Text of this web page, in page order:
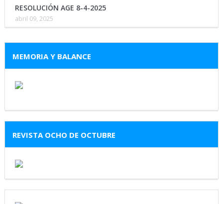
RESOLUCIÓN AGE 8-4-2025
abril 09, 2025
MEMORIA Y BALANCE
REVISTA OCHO DE OCTUBRE